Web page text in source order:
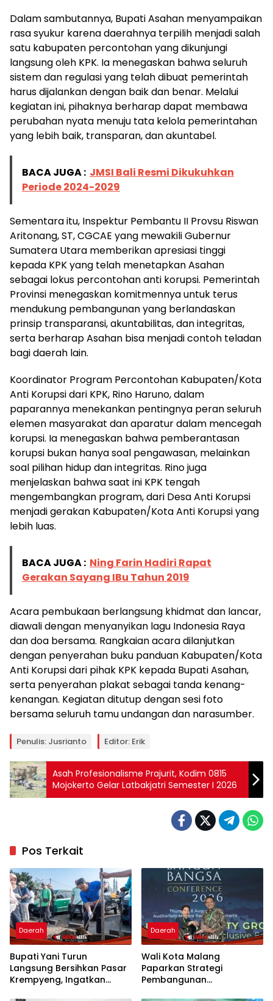
Dalam sambutannya, Bupati Asahan menyampaikan
rasa syukur karena daerahnya terpilih menjadi salah
satu kabupaten percontohan yang dikunjungi
langsung oleh KPK. Ia menegaskan bahwa seluruh
sistem dan regulasi yang telah dibuat pemerintah
harus dijalankan dengan baik dan benar. Melalui
kegiatan ini, pihaknya berharap dapat membawa
perubahan nyata menuju tata kelola pemerintahan
yang lebih baik, transparan, dan akuntabel.
BACA JUGA : JMSI Bali Resmi Dikukuhkan
Periode 2024-2029
Sementara itu, Inspektur Pembantu II Provsu Riswan
Aritonang, ST, CGCAE yang mewakili Gubernur
Sumatera Utara memberikan apresiasi tinggi
kepada KPK yang telah menetapkan Asahan
sebagai lokus percontohan anti korupsi. Pemerintah
Provinsi menegaskan komitmennya untuk terus
mendukung pembangunan yang berlandaskan
prinsip transparansi, akuntabilitas, dan integritas,
serta berharap Asahan bisa menjadi contoh teladan
bagi daerah lain.
Koordinator Program Percontohan Kabupaten/Kota
Anti Korupsi dari KPK, Rino Haruno, dalam
paparannya menekankan pentingnya peran seluruh
elemen masyarakat dan aparatur dalam mencegah
korupsi. Ia menegaskan bahwa pemberantasan
korupsi bukan hanya soal pengawasan, melainkan
soal pilihan hidup dan integritas. Rino juga
menjelaskan bahwa saat ini KPK tengah
mengembangkan program, dari Desa Anti Korupsi
menjadi gerakan Kabupaten/Kota Anti Korupsi yang
lebih luas.
BACA JUGA : Ning Farin Hadiri Rapat
Gerakan Sayang IBu Tahun 2019
Acara pembukaan berlangsung khidmat dan lancar,
diawali dengan menyanyikan lagu Indonesia Raya
dan doa bersama. Rangkaian acara dilanjutkan
dengan penyerahan buku panduan Kabupaten/Kota
Anti Korupsi dari pihak KPK kepada Bupati Asahan,
serta penyerahan plakat sebagai tanda kenang-
kenangan. Kegiatan ditutup dengan sesi foto
bersama seluruh tamu undangan dan narasumber.
Penulis: Jusrianto Editor: Erik
Asah Profesionalisme Prajurit, Kodim 0815
Mojokerto Gelar Latbakjatri Semester I 2026
Pos Terkait
Daerah
Bupati Yani Turun
Langsung Bersihkan Pasar
Krempyeng, Ingatkan
Daerah
Wali Kota Malang
Paparkan Strategi
Pembangunan